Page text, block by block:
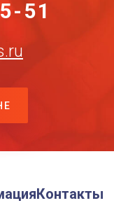
51
Контакты